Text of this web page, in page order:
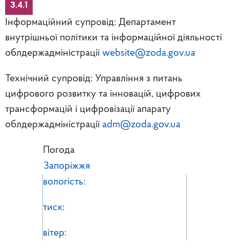
3.4.1
Інформаційний супровід: Департамент
внутрішньої політики та інформаційної діяльності
облдержадміністрації website@zoda.gov.ua
Технічний супровід: Управління з питань
цифрового розвитку та інновацій, цифрових
трансформацій і цифровізації апарату
облдержадміністрації adm@zoda.gov.ua
Погода
Запоріжжя
вологість:
тиск:
вітер: